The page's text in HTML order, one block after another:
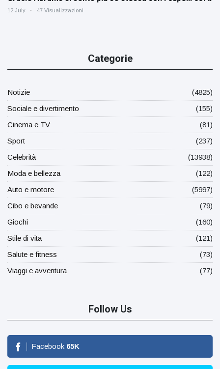
12 July 47 Visualizzazioni
Categorie
Notizie
(4825)
Sociale e divertimento
(155)
Cinema e TV
(81)
Sport
(237)
Celebrità
(13938)
Moda e bellezza
(122)
Auto e motore
(5997)
Cibo e bevande
(79)
Giochi
(160)
Stile di vita
(121)
Salute e fitness
(73)
Viaggi e avventura
(77)
Follow Us
Facebook 65K